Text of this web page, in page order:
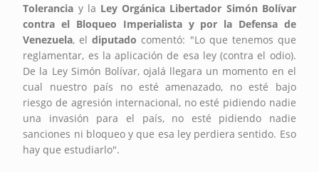
Tolerancia y la Ley Orgánica Libertador Simón Bolívar
contra el Bloqueo Imperialista y por la Defensa de
Venezuela, eldiputado comentó: "Lo que tenemos que
reglamentar, es la aplicación de esa ley (contra el odio).
De la Ley Simón Bolívar, ojalá llegara un momento en el
cual nuestro país no esté amenazado, no esté bajo
riesgo de agresión internacional, no esté pidiendo nadie
una invasión para el país, no esté pidiendo nadie
sanciones ni bloqueo y que esa ley perdiera sentido. Eso
hay que estudiarlo".